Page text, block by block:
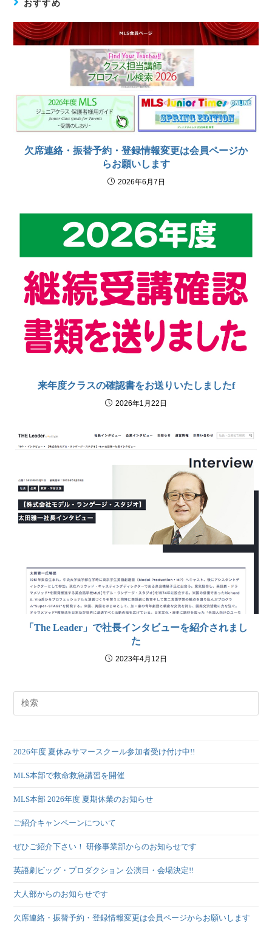
おすすめ
欠席連絡・振替予約・登録情報変更は会員ページか
らお願いします
2026年6月7日
来年度クラスの確認書をお送りいたしましたf
2026年1月22日
「The Leader」で社長インタビューを紹介されまし
た
2023年4月12日
2026年度 夏休みサマースクール参加者受け付け中!!
MLS本部で救命救急講習を開催
MLS本部 2026年度 夏期休業のお知らせ
ご紹介キャンペーンについて
ぜひご紹介下さい！ 研修事業部からのお知らせです
英語劇ビッグ・プロダクション 公演日・会場決定!!
大人部からのお知らせです
欠席連絡・振替予約・登録情報変更は会員ページからお願いします